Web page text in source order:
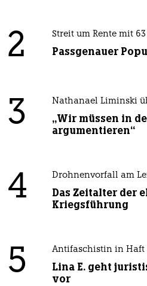
2 Streit um Rente mit 63
Passgenauer
3 Nathanael Liminski
„Wir müssen in
argumentieren“
4 Drohnenvorfall am
Das Zeitalter der
Kriegsführung
5 Antifaschistin in Haft
Lina E. geht
vor